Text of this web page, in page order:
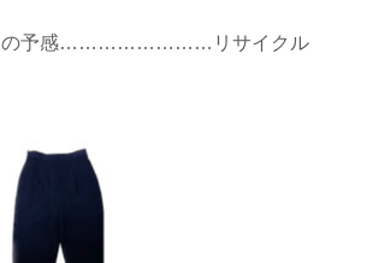
らの予感……………………リサイクル